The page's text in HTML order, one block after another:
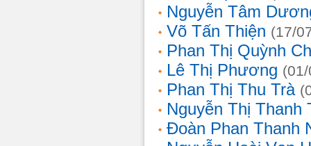
Nguyễn Tâm
Võ Tấn Thiện (17/
Phan Thị Quỳnh
Lê Thị Phương
Phan Thị Thu Trà
Nguyễn Thị Thanh
Đoàn Phan Thanh